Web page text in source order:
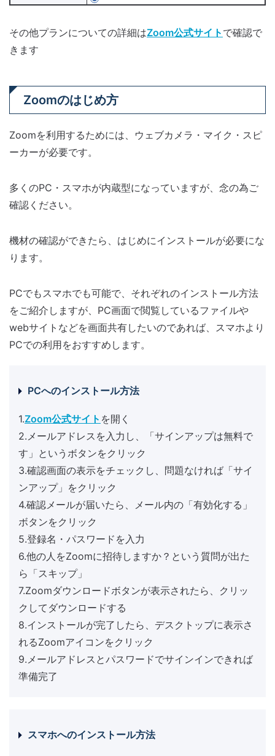
その他プランについての詳細はZoom公式サイト で確認で
きます
Zoomのはじめ方
Zoomを利用するためには、ウェブカメラ・マイク・スピ
ーカーが必要です。
多くのPC・スマホが内蔵型になっていますが、念の為ご
確認ください。
機材の確認ができたら、はじめにインストールが必要にな
ります。
PCでもスマホでも可能で、それぞれのインストール方法
をご紹介しますが、PC画面で閲覧しているファイルや
webサイトなどを画面共有したいのであれば、スマホより
PCでの利用をおすすめします。
PCへのインストール方法
1.Zoom公式サイト を開く
2.メールアドレスを入力し、「サインアップは無料で
す」というボタンをクリック
3.確認画面の表示をチェックし、問題なければ「サイ
ンアップ」をクリック
4.確認メールが届いたら、メール内の「有効化する」
ボタンをクリック
5.登録名・パスワードを入力
6.他の人をZoomに招待しますか？という質問が出た
ら「スキップ」
7.Zoomダウンロードボタンが表示されたら、クリッ
クしてダウンロードする
8.インストールが完了したら、デスクトップに表示さ
れるZoomアイコンをクリック
9.メールアドレスとパスワードでサインインできれば
準備完了
スマホへのインストール方法